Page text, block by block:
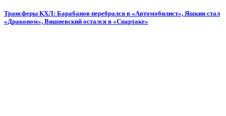
Трансферы КХЛ: Барабанов перебрался в «Автомобилист», Яшкин стал
«Драконом», Вишневский остался в «Спартаке»